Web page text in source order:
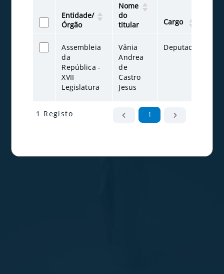
Entidade/
Órgão
Nome
do
titular
Cargo
Assembleia
da
República -
XVII
Legislatura
Vânia
Andrea
de
Castro
Jesus
Deputada
1 Registo 1